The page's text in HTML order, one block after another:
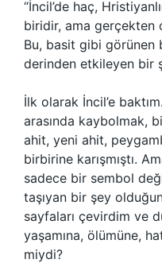
“İncil’de haç,
biridir, ama gerçekten
Bu, basit gibi görünen
derinden etkileyen bir
İlk olarak İncil’e
arasında kaybolmak,
ahit, yeni ahit,
birbirine karışmıştı.
sadece bir sembol
taşıyan bir şey
sayfaları çevirdim ve
yaşamına, ölümüne,
miydi?